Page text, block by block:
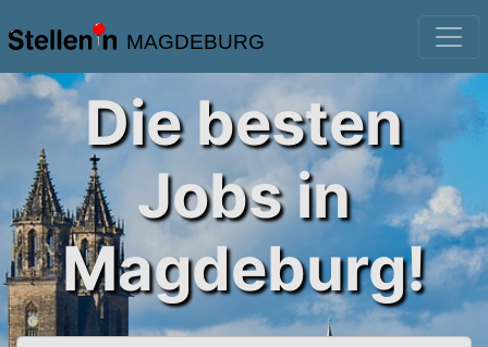
MAGDEBURG
Die besten
Jobs in
Magdeburg!